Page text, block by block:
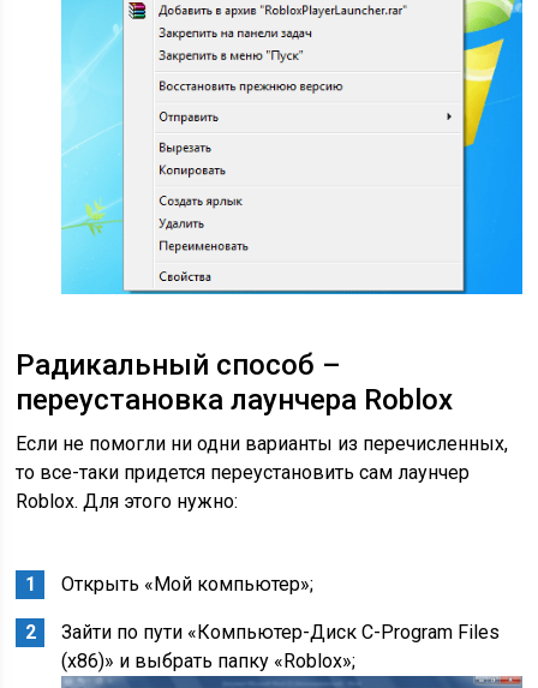
Радикальный способ –
переустановка лаунчера Roblox
Если не помогли ни одни варианты из перечисленных,
то все-таки придется переустановить сам лаунчер
Roblox. Для этого нужно:
Открыть «Мой компьютер»;
Зайти по пути «Компьютер-Диск С-Program Files
(х86)» и выбрать папку «Roblox»;